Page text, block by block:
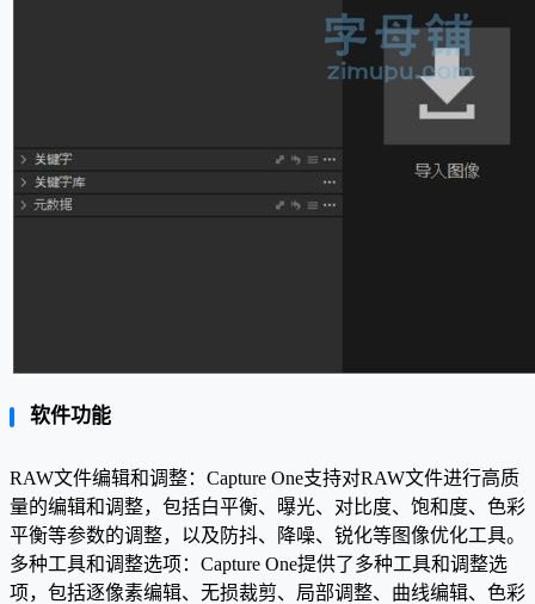
软件功能
RAW文件编辑和调整：Capture One支持对RAW文件进行高质
量的编辑和调整，包括白平衡、曝光、对比度、饱和度、色彩
平衡等参数的调整，以及防抖、降噪、锐化等图像优化工具。
多种工具和调整选项：Capture One提供了多种工具和调整选
项，包括逐像素编辑、无损裁剪、局部调整、曲线编辑、色彩